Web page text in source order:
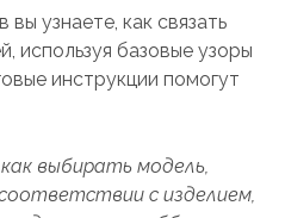
узнаете, как связать
используя базовые узоры
инструкции помогут
выбирать модель,
с изделием,